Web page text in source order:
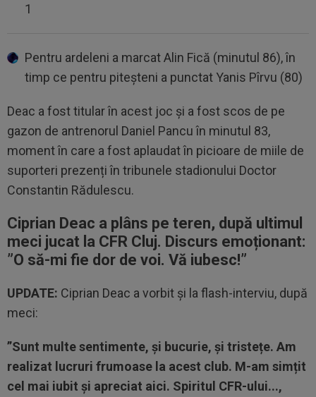
1
Pentru ardeleni a marcat Alin Fică (minutul 86), în
timp ce pentru piteșteni a punctat Yanis Pîrvu (80)
Deac a fost titular în acest joc și a fost scos de pe
gazon de antrenorul Daniel Pancu în minutul 83,
moment în care a fost aplaudat în picioare de miile de
suporteri prezenți în tribunele stadionului Doctor
Constantin Rădulescu.
Ciprian Deac a plâns pe teren, după ultimul
meci jucat la CFR Cluj. Discurs emoționant:
”O să-mi fie dor de voi. Vă iubesc!”
UPDATE: Ciprian Deac a vorbit și la flash-interviu, după
meci:
”Sunt multe sentimente, și bucurie, și tristețe. Am
realizat lucruri frumoase la acest club. M-am simțit
cel mai iubit și apreciat aici. Spiritul CFR-ului...,